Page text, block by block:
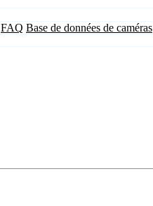
FAQ Base de données de caméras